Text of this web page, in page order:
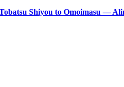
Tobatsu Shiyou to Omoimasu